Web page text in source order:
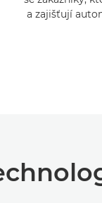
a zajišťují